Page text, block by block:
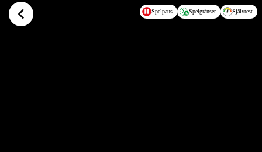
Hoppa till huvudinnehållet Spelpaus Spelgränser Självtest